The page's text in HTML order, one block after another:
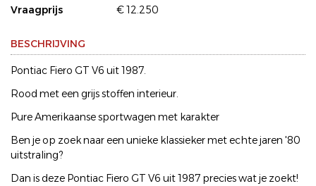
Vraagprijs
€ 12.250
BESCHRIJVING
Pontiac Fiero GT V6 uit 1987.
Rood met een grijs stoffen interieur.
Pure Amerikaanse sportwagen met karakter
Ben je op zoek naar een unieke klassieker met echte jaren '80
uitstraling?
Dan is deze Pontiac Fiero GT V6 uit 1987 precies wat je zoekt!